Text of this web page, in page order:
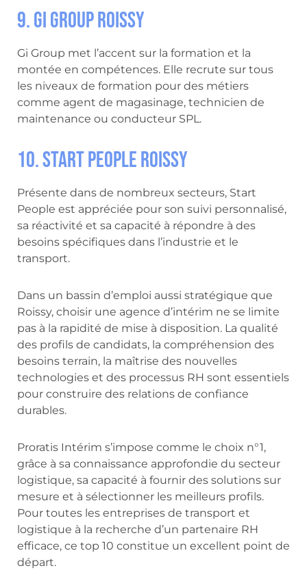
9. Gi Group Roissy
Gi Group met l’accent sur la formation et la
montée en compétences. Elle recrute sur tous
les niveaux de formation pour des métiers
comme agent de magasinage, technicien de
maintenance ou conducteur SPL.
10. Start People Roissy
Présente dans de nombreux secteurs, Start
People est appréciée pour son suivi personnalisé,
sa réactivité et sa capacité à répondre à des
besoins spécifiques dans l’industrie et le
transport.
Dans un bassin d’emploi aussi stratégique que
Roissy, choisir une agence d’intérim ne se limite
pas à la rapidité de mise à disposition. La qualité
des profils de candidats, la compréhension des
besoins terrain, la maîtrise des nouvelles
technologies et des processus RH sont essentiels
pour construire des relations de confiance
durables.
Proratis Intérim s’impose comme le choix n°1,
grâce à sa connaissance approfondie du secteur
logistique, sa capacité à fournir des solutions sur
mesure et à sélectionner les meilleurs profils.
Pour toutes les entreprises de transport et
logistique à la recherche d’un partenaire RH
efficace, ce top 10 constitue un excellent point de
départ.